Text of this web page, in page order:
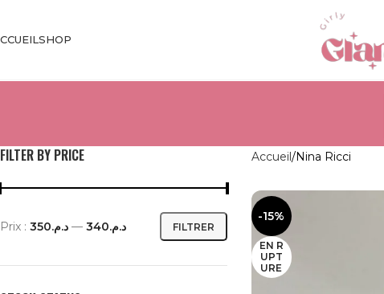
SHOP
FILTER BY PRICE
FILTRER
Prix : د.م.340 — د.م.350
Accueil Nina Ricci
-15%
EN R
UPT
URE